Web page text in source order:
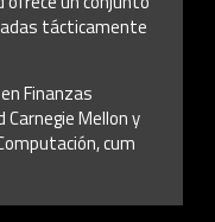
tácticamente
Finanzas
Mellon y
cum